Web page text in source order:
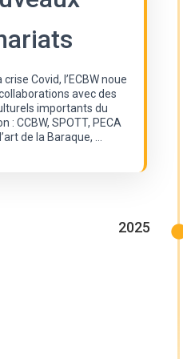
Covid, l’ECBW noue
avec des
importants du
: CCBW, SPOTT, PECA
de la Baraque, …
2025